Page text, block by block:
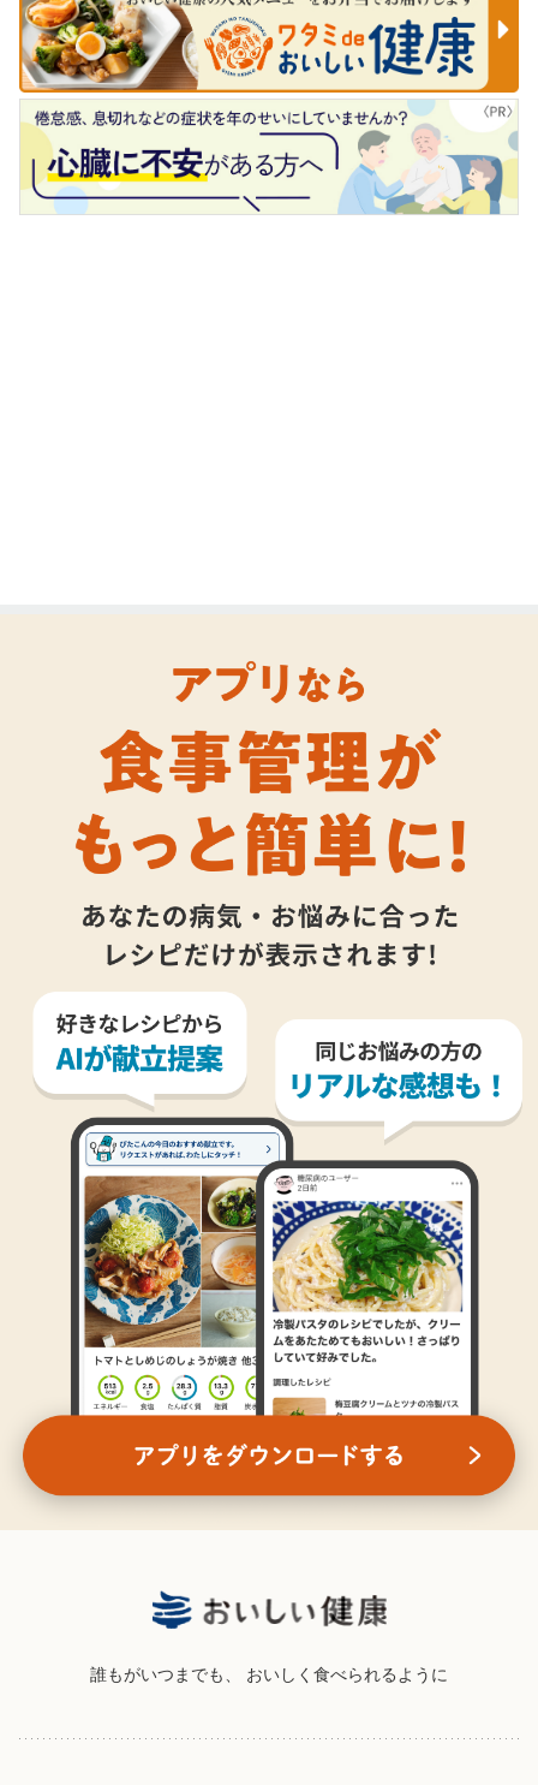
誰もがいつまでも、 おいしく食べられるように